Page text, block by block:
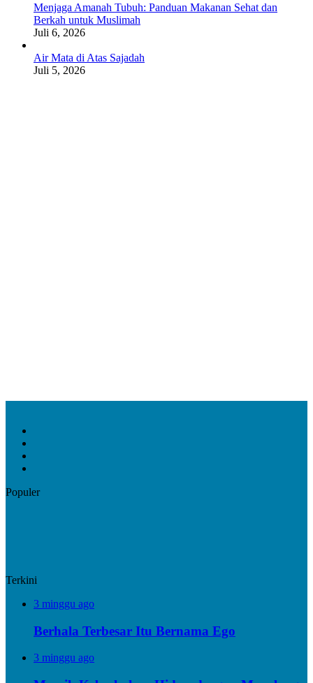
Menjaga Amanah Tubuh: Panduan Makanan Sehat dan
Berkah untuk Muslimah
Juli 6, 2026
Air Mata di Atas Sajadah
Juli 5, 2026
Populer
Terkini
3 minggu ago
Berhala Terbesar Itu Bernama Ego
3 minggu ago